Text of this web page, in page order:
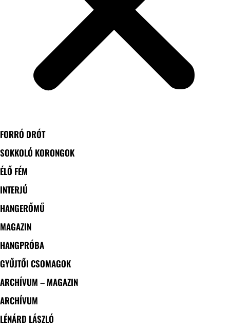
FORRÓ DRÓT
SOKKOLÓ KORONGOK
ÉLŐ FÉM
INTERJÚ
HANGERŐMŰ
MAGAZIN
HANGPRÓBA
GYŰJTŐI CSOMAGOK
ARCHÍVUM – MAGAZIN
ARCHÍVUM
LÉNÁRD LÁSZLÓ